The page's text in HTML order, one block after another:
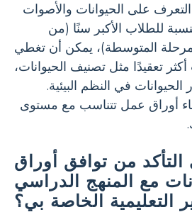
على الحيوانات والأصوات
للطلاب الأكبر سنًا (من
المرحلة المتوسطة)، يمكن أن تغطي
تعقيدًا مثل تصنيف الحيوانات،
الحيوانات في النظم البيئية.
أوراق عمل تتناسب مع مستوى
من توافق أوراق
مع المنهج الدراسي
التعليمية الخاصة بي؟